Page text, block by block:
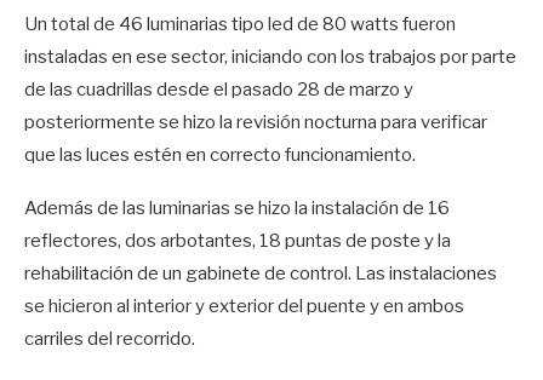
Un total de 46 luminarias tipo led de 80 watts fueron
instaladas en ese sector, iniciando con los trabajos por parte
de las cuadrillas desde el pasado 28 de marzo y
posteriormente se hizo la revisión nocturna para verificar
que las luces estén en correcto funcionamiento.
Además de las luminarias se hizo la instalación de 16
reflectores, dos arbotantes, 18 puntas de poste y la
rehabilitación de un gabinete de control. Las instalaciones
se hicieron al interior y exterior del puente y en ambos
carriles del recorrido.